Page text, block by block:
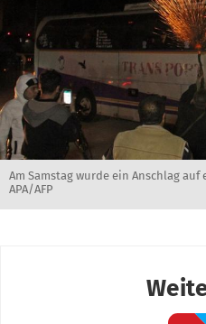
Am Samstag wurde ein Anschlag
APA/AFP